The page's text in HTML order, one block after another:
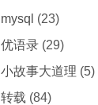
mysql (23)
优语录(29)
小故事大道理 (5)
转载 (84)